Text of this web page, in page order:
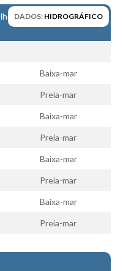
HD
Central da Barra de
DADOS: HIDROGRÁFICO
Baixa-mar
Preia-mar
Baixa-mar
Preia-mar
Baixa-mar
Preia-mar
Baixa-mar
Preia-mar